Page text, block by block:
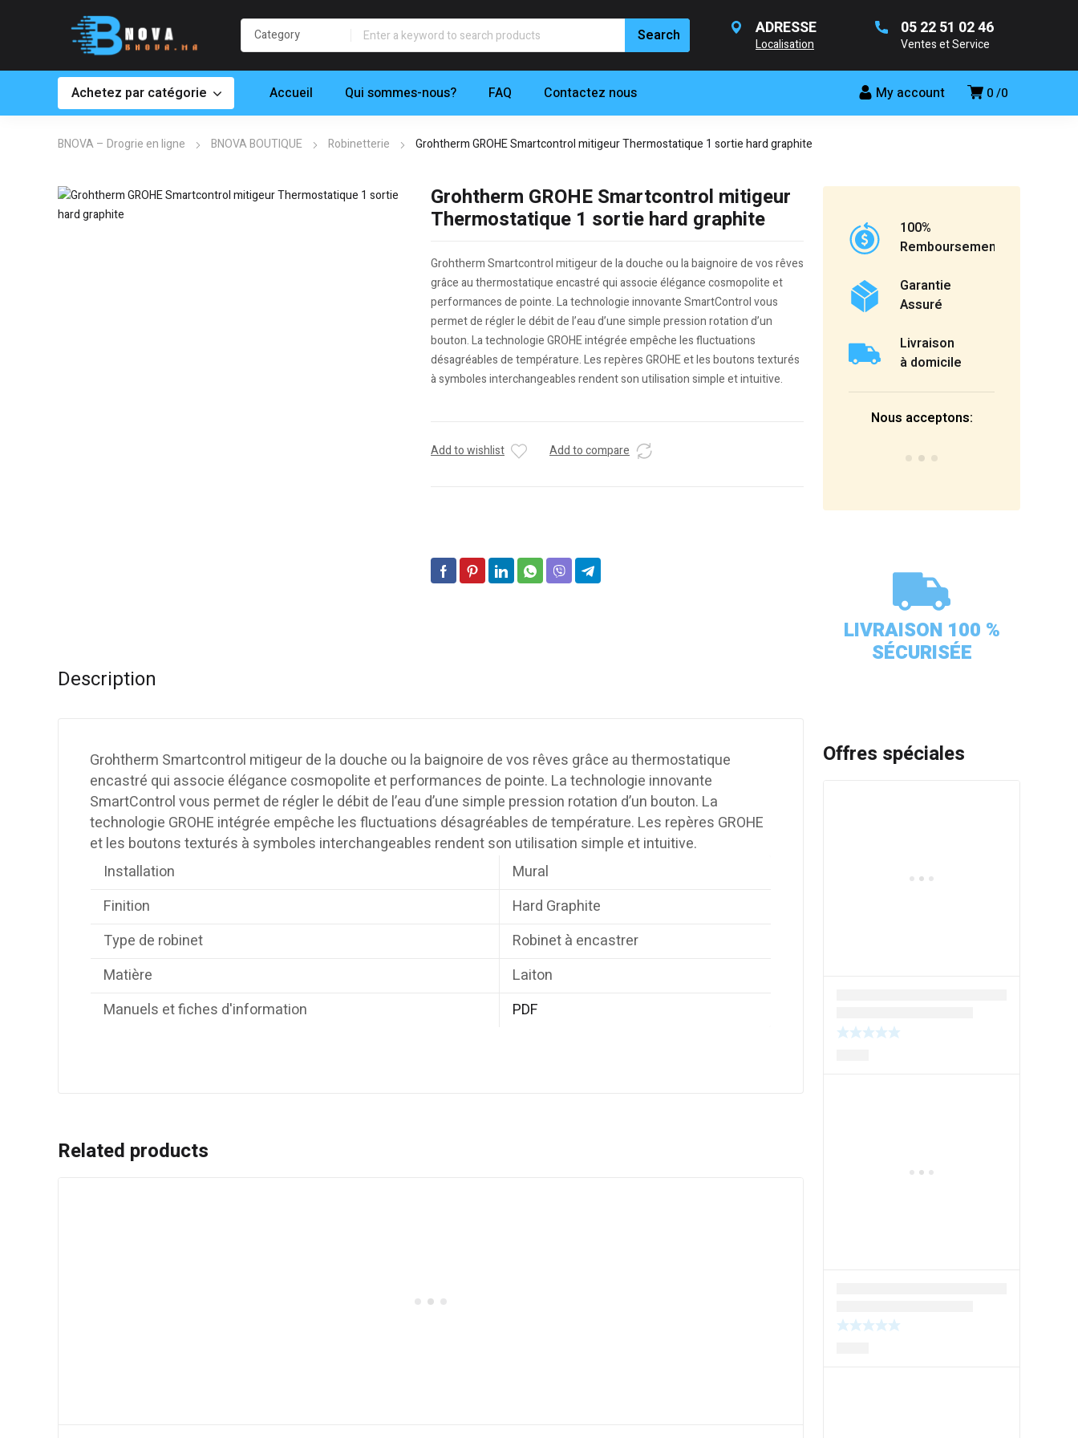
ADRESSE
Localisation
05 22 51 02 46
Ventes et Service
0 0
My account
Achetez par catégorie Accueil Qui sommes-nous? FAQ Contactez nous
BNOVA – Drogrie en ligne BNOVA BOUTIQUE Robinetterie Grohtherm GROHE Smartcontrol mitigeur Thermostatique 1 sortie hard graphite
Grohtherm GROHE Smartcontrol mitigeur
Thermostatique 1 sortie hard graphite
Grohtherm Smartcontrol mitigeur de la douche ou la baignoire de vos rêves
grâce au thermostatique encastré qui associe élégance cosmopolite et
performances de pointe. La technologie innovante SmartControl vous
permet de régler le débit de l’eau d’une simple pression rotation d’un
bouton. La technologie GROHE intégrée empêche les fluctuations
désagréables de température. Les repères GROHE et les boutons texturés
à symboles interchangeables rendent son utilisation simple et intuitive.
Add to wishlist Add to compare
Description
Grohtherm Smartcontrol mitigeur de la douche ou la baignoire de vos rêves grâce au thermostatique
encastré qui associe élégance cosmopolite et performances de pointe. La technologie innovante
SmartControl vous permet de régler le débit de l’eau d’une simple pression rotation d’un bouton. La
technologie GROHE intégrée empêche les fluctuations désagréables de température. Les repères GROHE
et les boutons texturés à symboles interchangeables rendent son utilisation simple et intuitive.
Installation
Mural
Finition
Hard Graphite
Type de robinet
Robinet à encastrer
Matière
Laiton
Manuels et fiches d'information
PDF
Related products
100%
Remboursement
Garantie
Assuré
Livraison
à domicile
Nous acceptons:
LIVRAISON 100 %
SÉCURISÉE
Offres spéciales